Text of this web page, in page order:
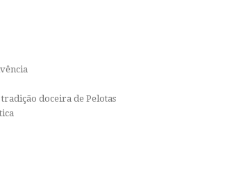
doceira de Pelotas